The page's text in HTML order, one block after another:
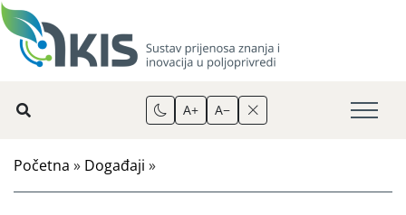
A+ A−
Početna » Događaji »